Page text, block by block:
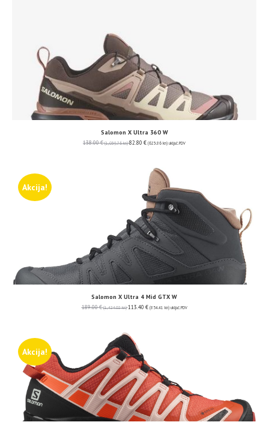
Salomon X Ultra 360 W
138.00€ (1,039.76 kn) 82.80 € (623.86 kn) uključ. PDV
Akcija!
Salomon X Ultra 4 Mid GTX W
189.00€ (1,424.02 kn) 113.40 € (854.41 kn) uključ. PDV
Akcija!